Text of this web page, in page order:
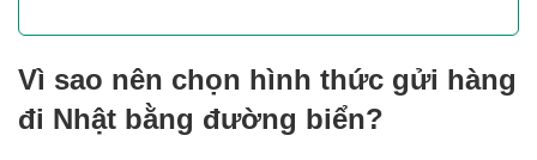
Vì sao nên chọn hình thức gửi hàng
đi Nhật bằng đường biển?